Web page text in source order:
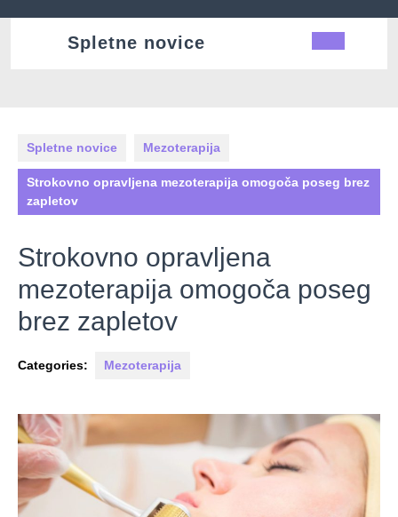
Spletne novice
Spletne novice Mezoterapija
Strokovno opravljena mezoterapija omogoča poseg brez
zapletov
Strokovno opravljena
mezoterapija omogoča poseg
brez zapletov
Categories: Mezoterapija